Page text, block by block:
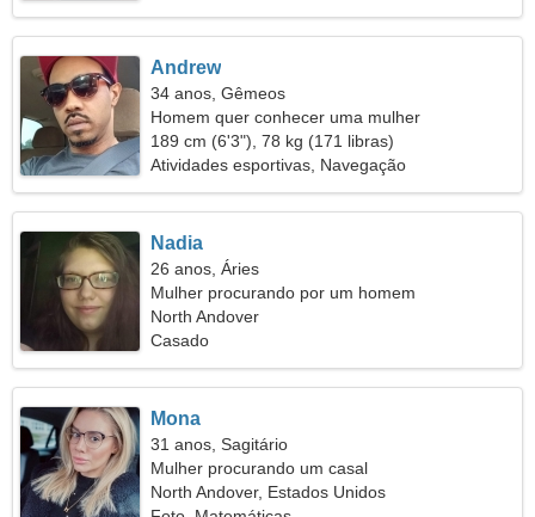
Andrew
34 anos, Gêmeos
Homem quer conhecer uma mulher
189 cm (6'3"), 78 kg (171 libras)
Atividades esportivas, Navegação
Nadia
26 anos, Áries
Mulher procurando por um homem
North Andover
Casado
Mona
31 anos, Sagitário
Mulher procurando um casal
North Andover, Estados Unidos